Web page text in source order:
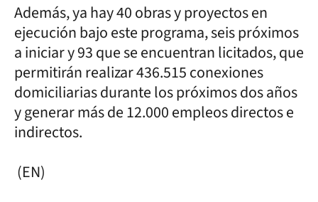
Además, ya hay 40 obras y proyectos en
ejecución bajo este programa, seis próximos
a iniciar y 93 que se encuentran licitados, que
permitirán realizar 436.515 conexiones
domiciliarias durante los próximos dos años
y generar más de 12.000 empleos directos e
indirectos.
(EN)